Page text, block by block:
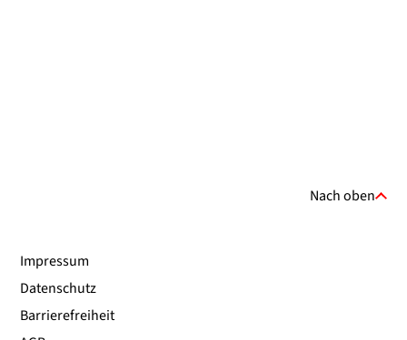
Nach oben
Impressum
Datenschutz
Barrierefreiheit